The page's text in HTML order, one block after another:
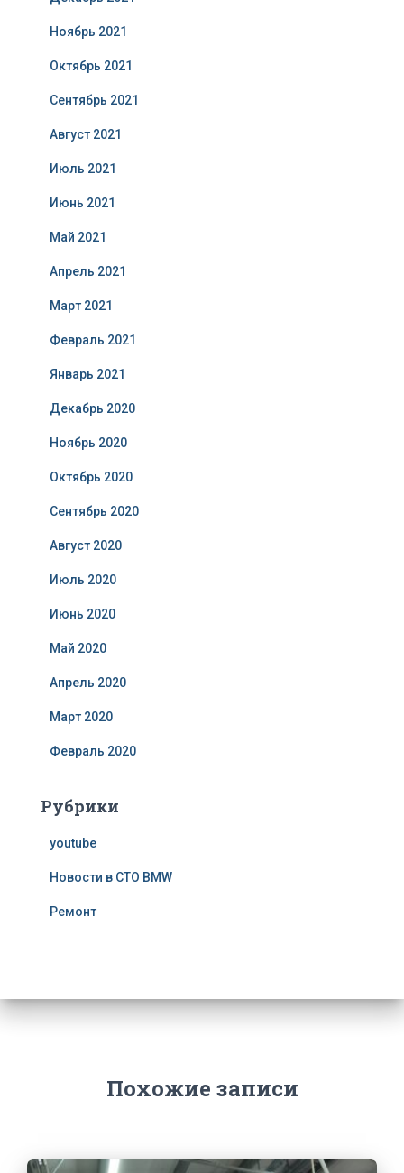
Ноябрь 2021
Октябрь 2021
Сентябрь 2021
Август 2021
Июль 2021
Июнь 2021
Май 2021
Апрель 2021
Март 2021
Февраль 2021
Январь 2021
Декабрь 2020
Ноябрь 2020
Октябрь 2020
Сентябрь 2020
Август 2020
Июль 2020
Июнь 2020
Май 2020
Апрель 2020
Март 2020
Февраль 2020
Рубрики
youtube
Новости в СТО BMW
Ремонт
Похожие записи